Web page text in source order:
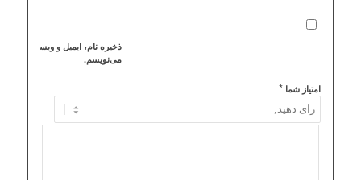
ذخیره نام، ایمیل و وبسایت من
می‌نویسم.
امتیاز شما *